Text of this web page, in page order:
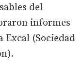
del
informes
Excal (Sociedad